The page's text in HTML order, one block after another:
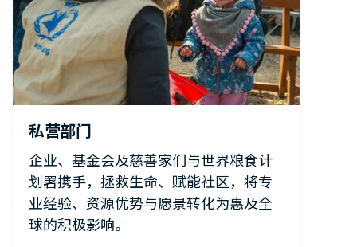
私营部门
企业、基金会及慈善家们与世界粮食计
划署携手，拯救生命、赋能社区，将专
业经验、资源优势与愿景转化为惠及全
球的积极影响。